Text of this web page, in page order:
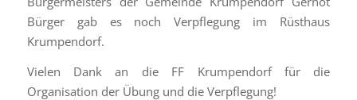
Bürger gab es noch Verpflegung im Rüsthaus
Krumpendorf.
Vielen Dank an die FF Krumpendorf für die
Organisation der Übung und die Verpflegung!